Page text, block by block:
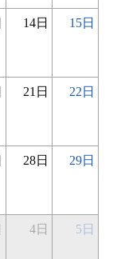
14日 15日
21日 22日
28日 29日
4日 5日